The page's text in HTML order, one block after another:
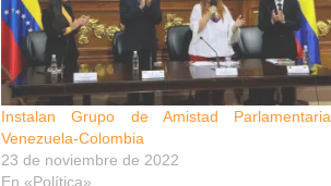
Instalan Grupo de Amistad Parlamentaria
Venezuela-Colombia
23 de noviembre de 2022
En «Política»